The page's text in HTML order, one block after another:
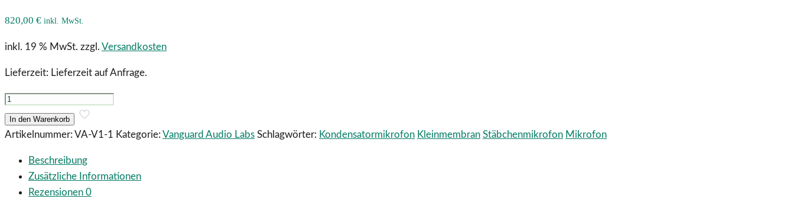
820,00 € inkl. MwSt.
inkl. 19 % MwSt. zzgl. Versandkosten
Lieferzeit: Lieferzeit auf Anfrage.
Vanguard
V1E
Kleinmembran
Mikrofon
schwarz
In den Warenkorb
Artikelnummer: VA-V1-1 Kategorie: Vanguard Audio Labs Schlagwörter: Kondensatormikrofon Kleinmembran Stäbchenmikrofon Mikrofon
Beschreibung
Zusätzliche Informationen
Rezensionen 0